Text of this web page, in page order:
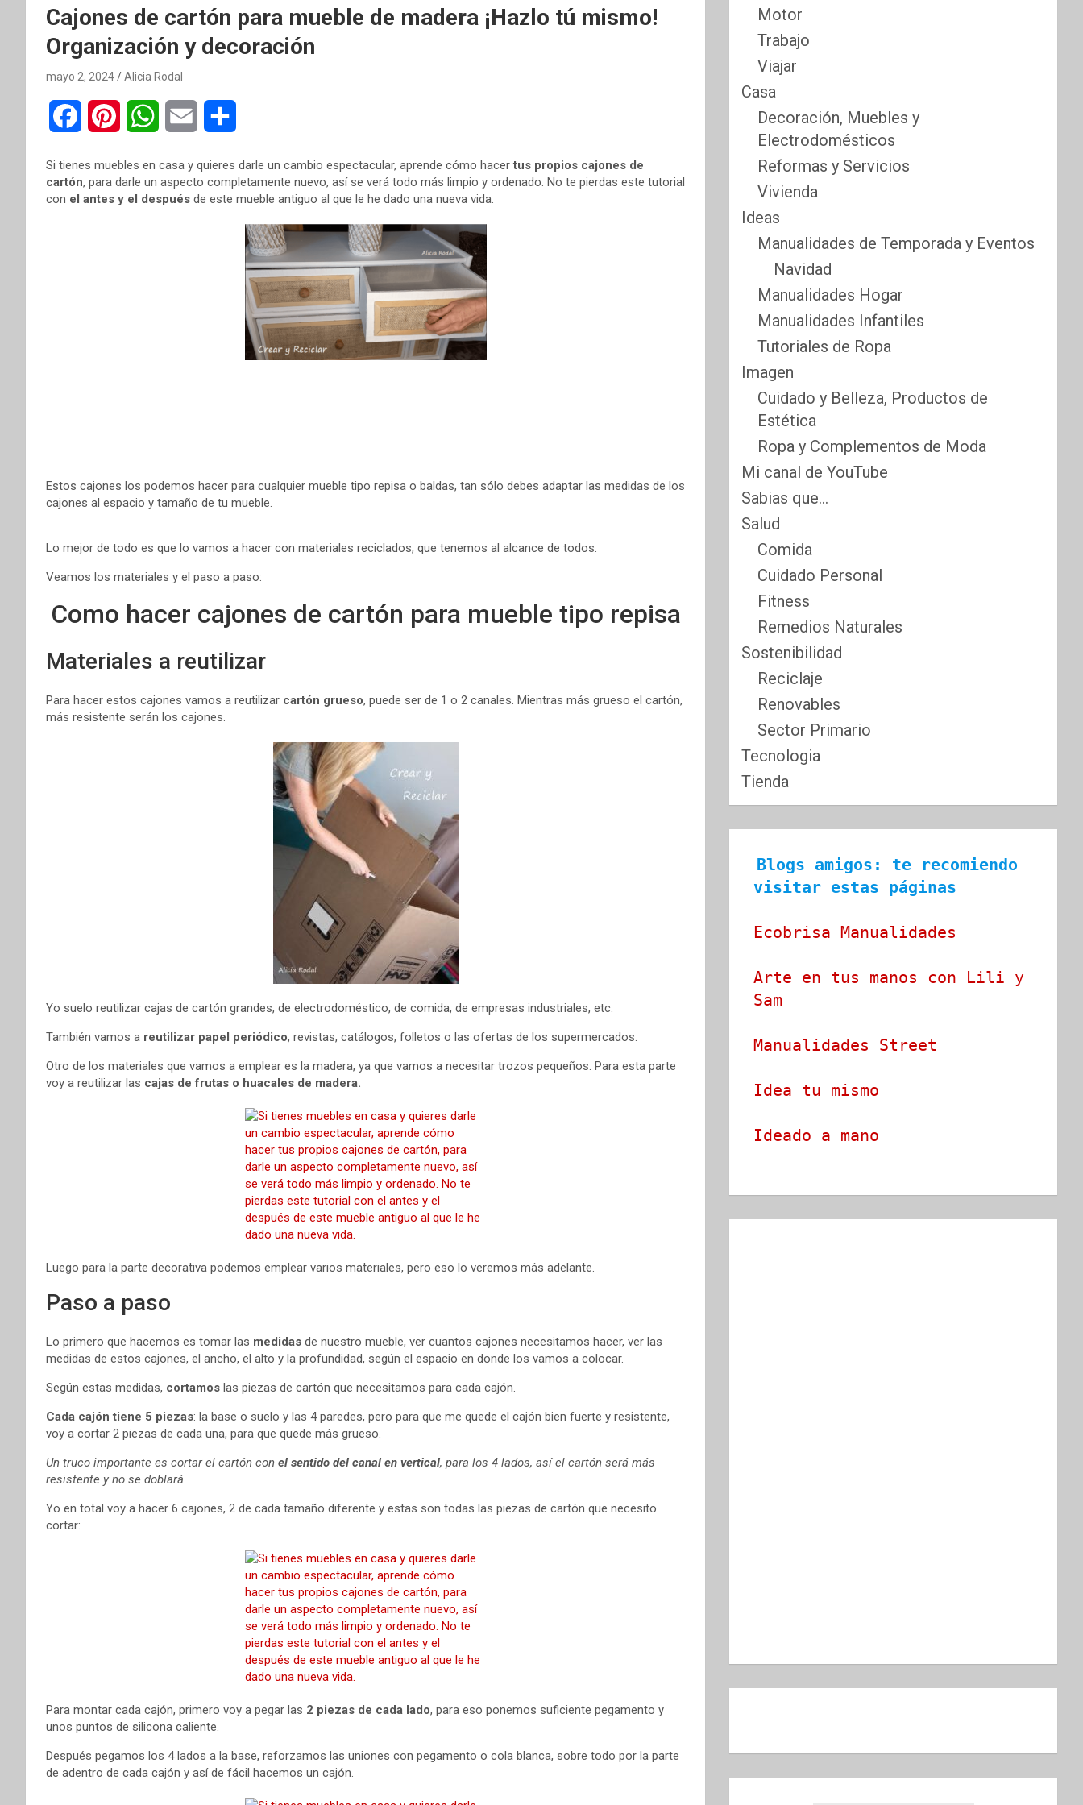
Cajones de cartón para mueble de madera ¡Hazlo tú mismo!
Organización y decoración
mayo 2, 2024 Alicia Rodal
c n a a m
Si tienes muebles en casa y quieres darle un cambio espectacular, aprende cómo hacertus propios cajones de
cartón, para darle un aspecto completamente nuevo, así se verá todo más limpio y ordenado. No te pierdas este tutorial
con el antes y el después de este mueble antiguo al que le he dado una nueva vida.
Estos cajones los podemos hacer para cualquier mueble tipo repisa o baldas, tan sólo debes adaptar las medidas de los
cajones al espacio y tamaño de tu mueble.
Lo mejor de todo es que lo vamos a hacer con materiales reciclados, que tenemos al alcance de todos.
Veamos los materiales y el paso a paso:
Como hacer cajones de cartón para mueble tipo repisa
Materiales a reutilizar
Para hacer estos cajones vamos a reutilizar cartón grueso, puede ser de 1 o 2 canales. Mientras más grueso el cartón,
más resistente serán los cajones.
Yo suelo reutilizar cajas de cartón grandes, de electrodoméstico, de comida, de empresas industriales, etc.
También vamos a reutilizar papel periódico, revistas, catálogos, folletos o las ofertas de los supermercados.
Otro de los materiales que vamos a emplear es la madera, ya que vamos a necesitar trozos pequeños. Para esta parte
voy a reutilizar las cajas de frutas o huacales de madera.
Luego para la parte decorativa podemos emplear varios materiales, pero eso lo veremos más adelante.
Paso a paso
Lo primero que hacemos es tomar las medidas de nuestro mueble, ver cuantos cajones necesitamos hacer, ver las
medidas de estos cajones, el ancho, el alto y la profundidad, según el espacio en donde los vamos a colocar.
Según estas medidas, cortamos las piezas de cartón que necesitamos para cada cajón.
Cada cajón tiene 5 piezas: la base o suelo y las 4 paredes, pero para que me quede el cajón bien fuerte y resistente,
voy a cortar 2 piezas de cada una, para que quede más grueso.
Un truco importante es cortar el cartón con el sentido del canal en vertical, para los 4 lados, así el cartón será más
resistente y no se doblará.
Yo en total voy a hacer 6 cajones, 2 de cada tamaño diferente y estas son todas las piezas de cartón que necesito
cortar:
Para montar cada cajón, primero voy a pegar las 2 piezas de cada lado, para eso ponemos suficiente pegamento y
unos puntos de silicona caliente.
Después pegamos los 4 lados a la base, reforzamos las uniones con pegamento o cola blanca, sobre todo por la parte
de adentro de cada cajón y así de fácil hacemos un cajón.
Motor
Trabajo
Viajar
Casa
Decoración, Muebles y
Electrodomésticos
Reformas y Servicios
Vivienda
Ideas
Manualidades de Temporada y Eventos
Navidad
Manualidades Hogar
Manualidades Infantiles
Tutoriales de Ropa
Imagen
Cuidado y Belleza, Productos de
Estética
Ropa y Complementos de Moda
Mi canal de YouTube
Sabias que…
Salud
Comida
Cuidado Personal
Fitness
Remedios Naturales
Sostenibilidad
Reciclaje
Renovables
Sector Primario
Tecnologia
Tienda
Blogs amigos: te recomiendo
visitar estas páginas
Ecobrisa Manualidades
Arte en tus manos con Lili y
Sam
Manualidades Street
Idea tu mismo
Ideado a mano